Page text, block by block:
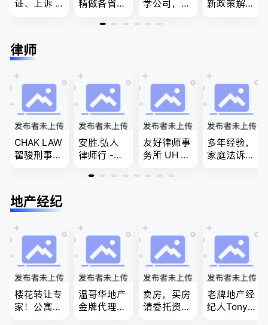
证、上诉 --
进”的RCIC-
IRB持牌移
精做各省省
签证,工作
问题
学公司，精
签各类签证
民和魁北克
PEQ60472
08731
新政策解
团聚，投资
移民以及各
类省提名和
技术移民
律师
CHAK LAW
翟骏刑事交
民事诉讼/
房产过户
安胜.弘人
律师行 -
最大的华人
律师、多语
种服务、高
效优质、助
您安心乐
业、胜劵稳
操)
友好律师事
务所 UH LA
BC地区及
姻家庭、遗
嘱遗产
多年经验，
家庭法诉
语，列治文
陈卓律师事
务所 (ATA L
aw Corpor
ation)
地产经纪
楼花转让专
家！公寓销
温哥华地产
金牌代理经
卖房，买房
请委托资深
老牌地产经
纪人Tony L